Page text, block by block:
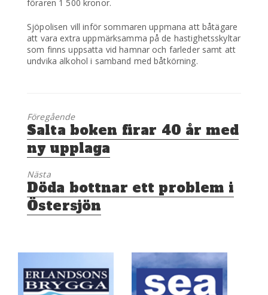
föraren 1 500 kronor.
Sjöpolisen vill inför sommaren uppmana att båtägare
att vara extra uppmärksamma på de hastighetsskyltar
som finns uppsatta vid hamnar och farleder samt att
undvika alkohol i samband med båtkörning.
Föregående
Föregående
inlägg:
Salta boken firar 40 år med
ny upplaga
Nästa
Nästa
inlägg:
Döda bottnar ett problem i
Östersjön